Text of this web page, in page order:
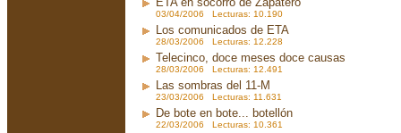
03/04/2006 Lecturas: 10.190
Los comunicados de ETA
28/03/2006 Lecturas: 12.228
Telecinco, doce meses doce causas
28/03/2006 Lecturas: 12.491
Las sombras del 11-M
23/03/2006 Lecturas: 11.631
De bote en bote... botellón
22/03/2006 Lecturas: 10.361